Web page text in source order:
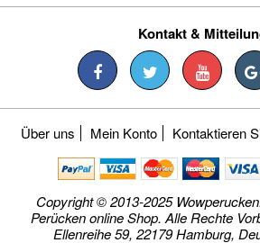
Kontakt &
Über uns Mein Konto Kontaktieren
Copyright © 2013-2025
Perücken online Shop. Alle Rechte
Ellenreihe 59, 22179 Hamburg,